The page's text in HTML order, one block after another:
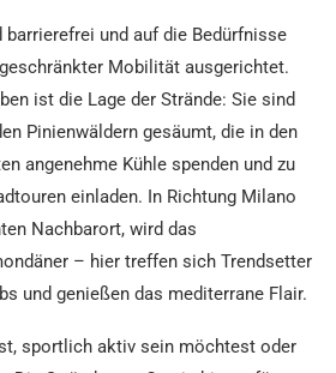
barrierefrei und auf die Bedürfnisse
Mobilität ausgerichtet.
ist die Lage der Strände: Sie sind
Pinienwäldern gesäumt, die in den
angenehme Kühle spenden und zu
einladen. In Richtung Milano
Nachbarort, wird das
– hier treffen sich Trendsetter
und genießen das mediterrane Flair.
sportlich aktiv sein möchtest oder